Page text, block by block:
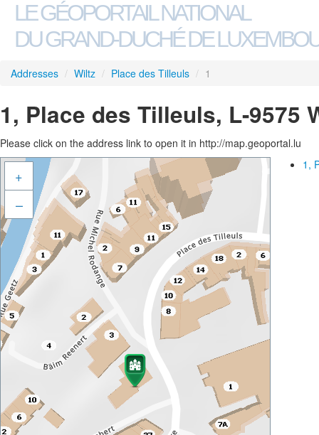
LE GÉOPORTAIL NATIONAL
DU GRAND-DUCHÉ DE
Addresses / Wiltz / Place des Tilleuls / 1
1, Place des Tilleuls, L-9575
Please click on the address link to open it in http://map.geoportal.lu
+
–
1,